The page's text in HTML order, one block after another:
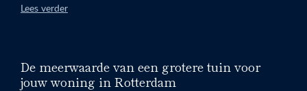
Lees verder
De meerwaarde van een grotere tuin voor
jouw woning in Rotterdam